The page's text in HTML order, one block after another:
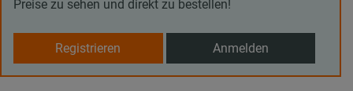
Preise zu sehen und direkt zu bestellen!
Registrieren Anmelden